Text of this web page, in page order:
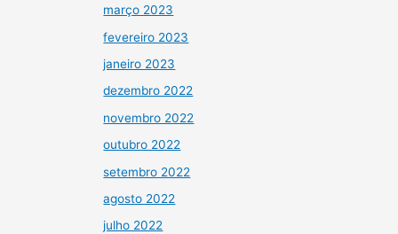
março 2023
fevereiro 2023
janeiro 2023
dezembro 2022
novembro 2022
outubro 2022
setembro 2022
agosto 2022
julho 2022